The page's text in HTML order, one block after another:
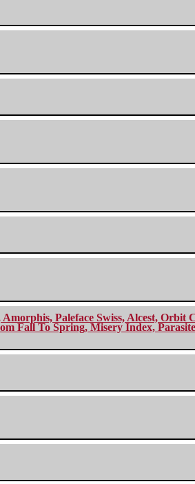
Paleface Swiss, Alcest, Orbit
Fall To Spring, Misery Index,